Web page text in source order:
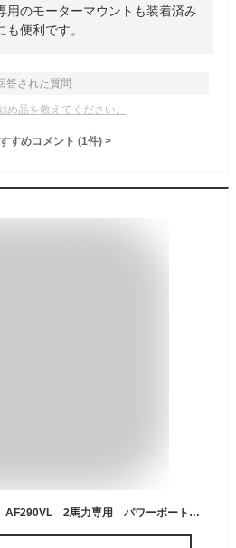
用のモーターマウントも装着済み
便利です。
答された質問
品を教えてください。
すめコメント (1件) >
【送料無料から】AFボート AF290VL 2馬力専用 パワーボート 船検不要 免許不要